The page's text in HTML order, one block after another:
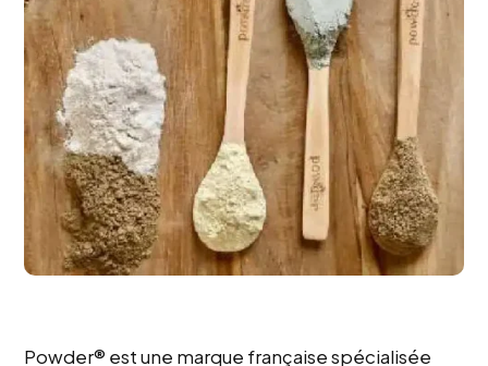
Powder® est une marque française spécialisée